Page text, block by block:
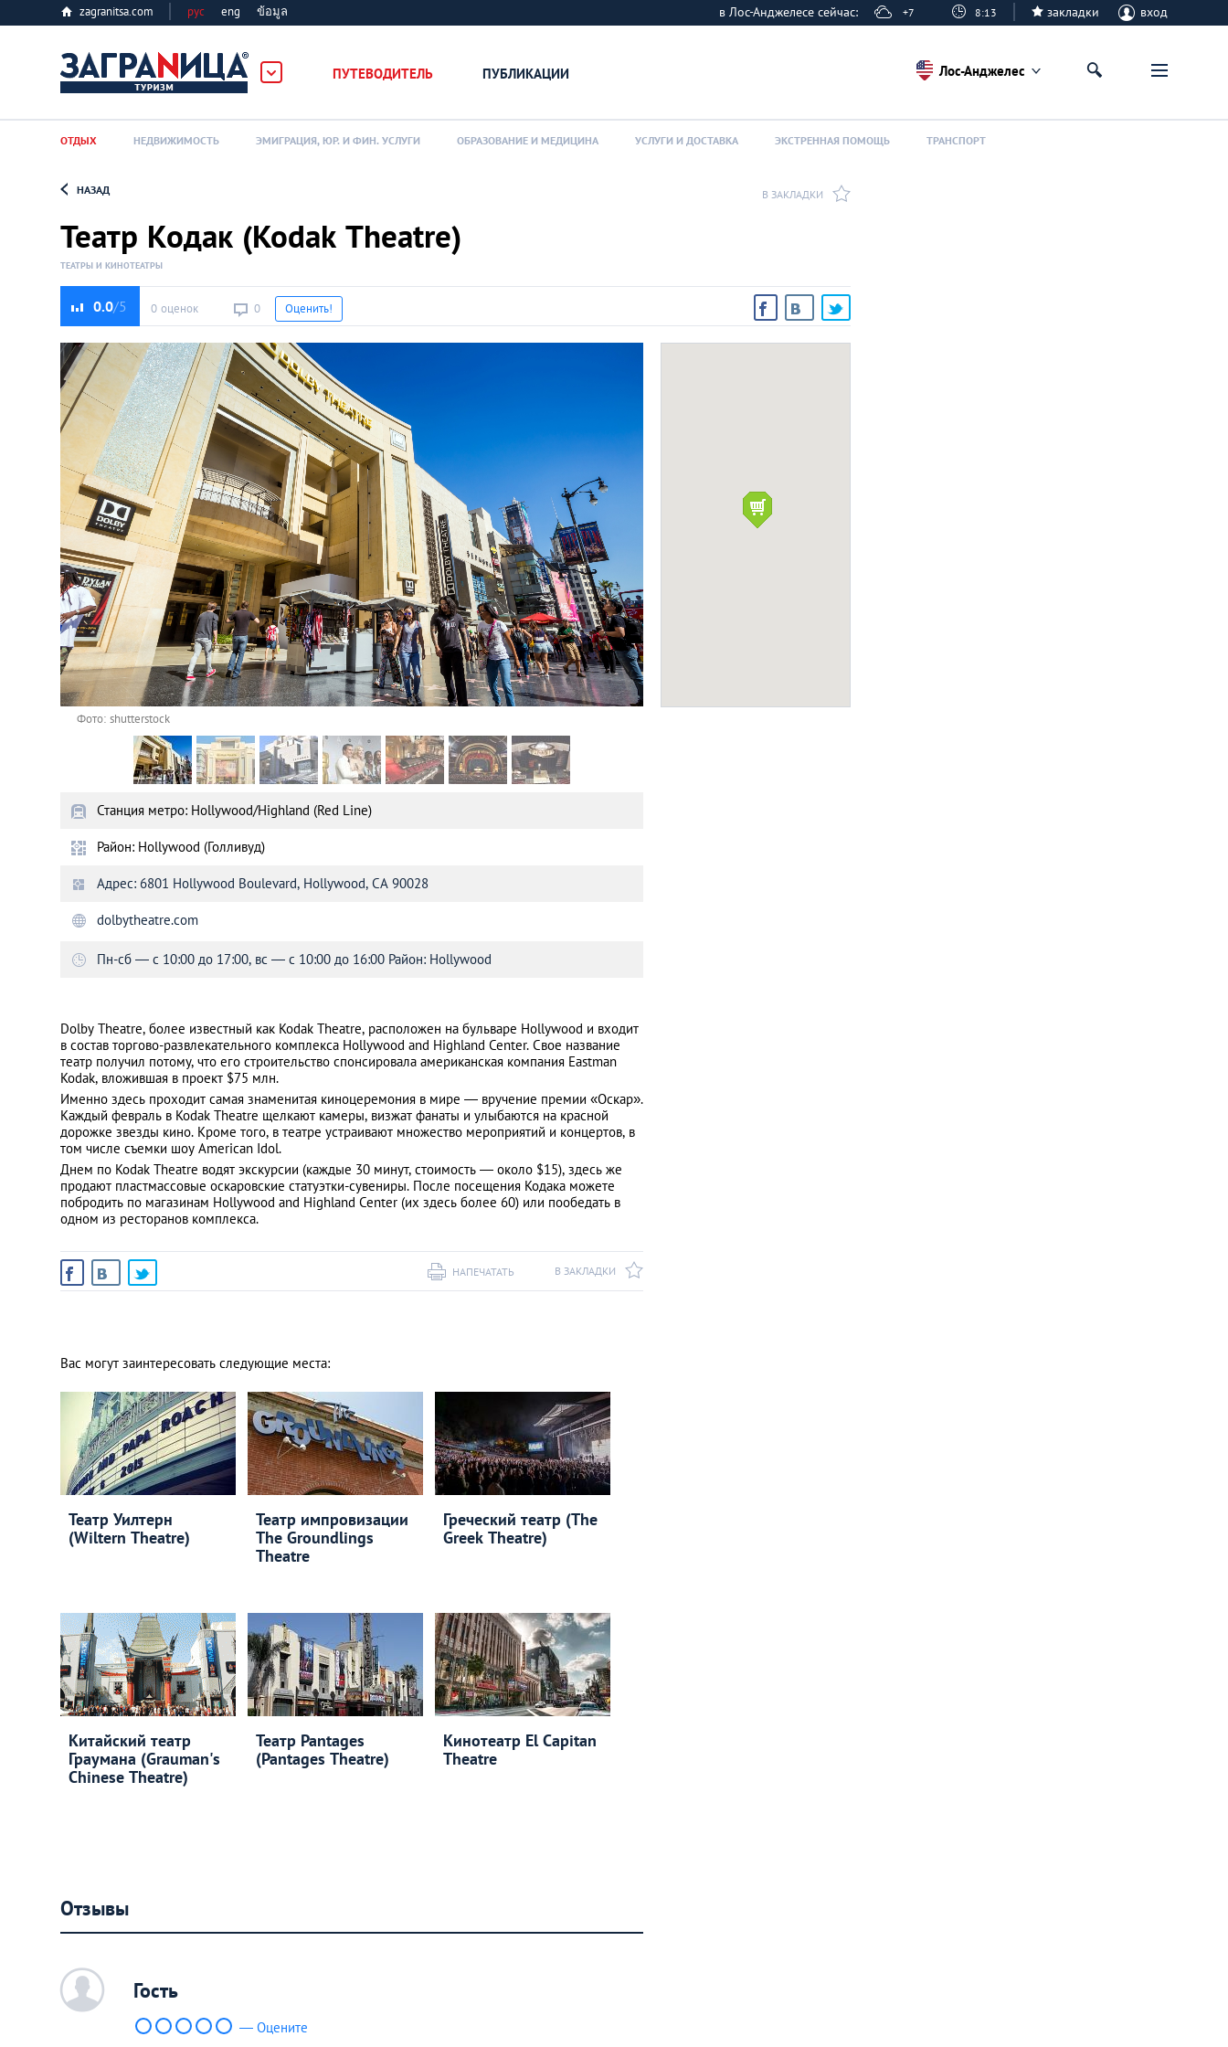
zagranitsa.com рус eng ข้อมูล в Лос-Анджелесе сейчас: +7 8:13 закладки вход
ПУТЕВОДИТЕЛЬ ПУБЛИКАЦИИ
Алматы
Астана
Афины
Киев
Лондон
Лос-Анджелес
Москва
Паттайя
Пхукет
Loading...
Лос-Анджелес
ОТДЫХ НЕДВИЖИМОСТЬ ЭМИГРАЦИЯ, ЮР. И ФИН. УСЛУГИ ОБРАЗОВАНИЕ И МЕДИЦИНА УСЛУГИ И ДОСТАВКА ЭКСТРЕННАЯ ПОМОЩЬ ТРАНСПОРТ
НАЗАД В ЗАКЛАДКИ
Театр Кодак (Kodak Theatre)
ТЕАТРЫ И КИНОТЕАТРЫ
0.0 0 оценок 0 Оценить!
Фото: shutterstock
Станция метро: Hollywood/Highland (Red Line)
Район: Hollywood (Голливуд)
Адрес: 6801 Hollywood Boulevard, Hollywood, CA 90028
dolbytheatre.com
Пн-сб ― с 10:00 до 17:00, вс ― с 10:00 до 16:00 Район: Hollywood
Dolby Theatre, более известный как Kodak Theatre, расположен на бульваре Hollywood и входит
в состав торгово-развлекательного комплекса Hollywood and Highland Center. Свое название
театр получил потому, что его строительство спонсировала американская компания Eastman
Kodak, вложившая в проект $75 млн.
Именно здесь проходит самая знаменитая киноцеремония в мире ― вручение премии «Оскар».
Каждый февраль в Kodak Theatre щелкают камеры, визжат фанаты и улыбаются на красной
дорожке звезды кино. Кроме того, в театре устраивают множество мероприятий и концертов, в
том числе съемки шоу American Idol.
Днем по Kodak Theatre водят экскурсии (каждые 30 минут, стоимость ― около $15), здесь же
продают пластмассовые оскаровские статуэтки-сувениры. После посещения Кодака можете
побродить по магазинам Hollywood and Highland Center (их здесь более 60) или пообедать в
одном из ресторанов комплекса.
В ЗАКЛАДКИ
НАПЕЧАТАТЬ
Вас могут заинтересовать следующие места:
Театр Уилтерн
(Wiltern Theatre)
Театр импровизации
The Groundlings
Theatre
Греческий театр (The
Greek Theatre)
Китайский театр
Граумана (Grauman's
Chinese Theatre)
Театр Pantages
(Pantages Theatre)
Кинотеатр El Capitan
Theatre
Отзывы
c Гость
— Оцените